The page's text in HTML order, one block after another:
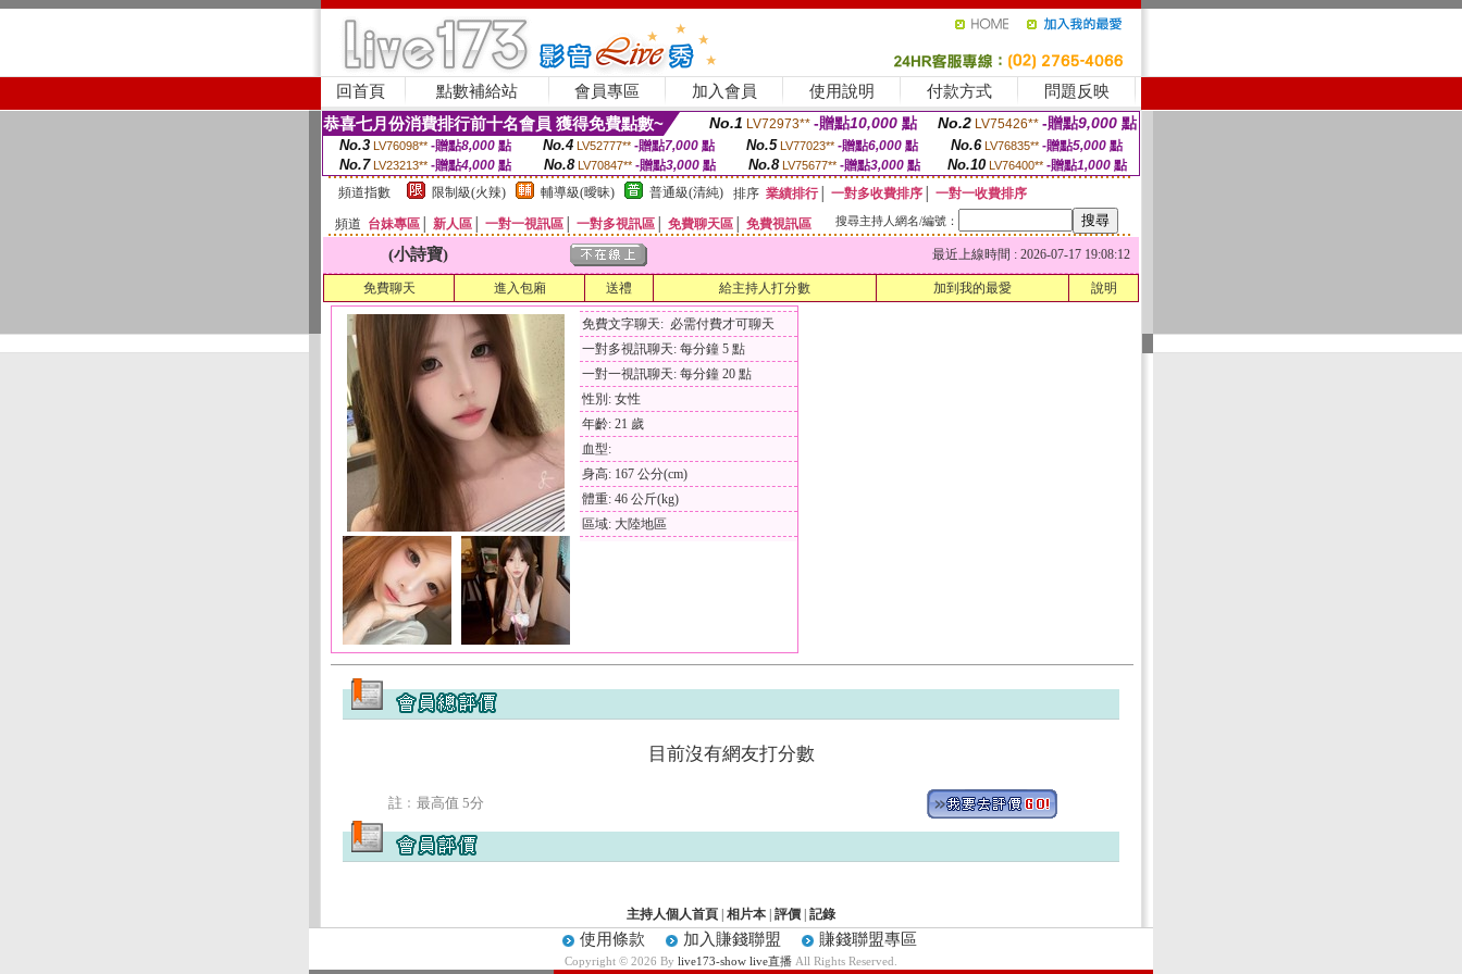
回首頁 點數補給站 會員專區 加入會員 使用說明 付款方式 問題反映
恭喜七月份消費排行前十名會員 獲得免費點數~ No.1 LV72973** -贈點10,000 點 No.2 LV75426** -贈點9,000 點
No.3 LV76098** -贈點8,000點 No.4 LV52777** -贈點7,000點 No.5 LV77023** -贈點6,000點 No.6 LV76835** -贈點5,000點
No.7 LV23213** -贈點4,000 點 No.8 LV70847** -贈點3,000 點 No.8 LV75677** -贈點3,000點 No.10 LV76400** -贈點1,000 點
頻道指數
限制級(火辣) 輔導級(曖昧) 普通級(清純) 排序 業績排行│ 一對多收費排序
一對一收費排序
頻道 台妹專區 新人區 一對一視訊區 一對多視訊區 免費聊天區 免費視訊區 搜尋主持人網名/編號：
(小詩寶) 最近上線時間 : 2026-07-17 19:08:12
免費聊天 進入包廂 送禮 給主持人打分數 加到我的最愛 說明
免費文字聊天: 必需付費才可聊天
一對多視訊聊天: 每分鐘 5 點
一對一視訊聊天: 每分鐘 20 點
性別: 女性
年齡: 21 歲
血型:
身高: 167 公分(cm)
體重: 46 公斤(kg)
區域: 大陸地區
目前沒有網友打分數
註﹕最高值 5分
主持人個人首頁 相片本 評價 記錄
使用條款 加入賺錢聯盟 賺錢聯盟專區
Copyright © 2026 By live173-show live直播 All Rights Reserved.